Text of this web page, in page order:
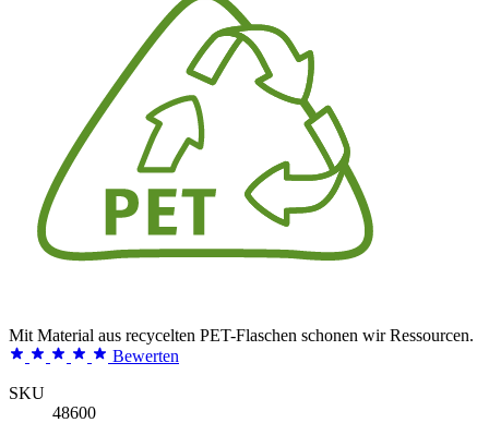
Mit Material aus recycelten PET-Flaschen schonen wir Ressourcen.
Bewerten
SKU
48600